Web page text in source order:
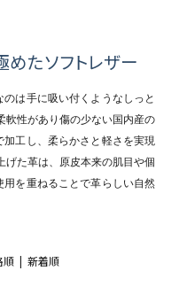
たソフトレザー
は手に吸い付くようなしっと
軟性があり傷の少ない国内産の
工し、柔らかさと軽さを実現
げた革は、原皮本来の肌目や個
用を重ねることで革らしい自然
順 | 新着順